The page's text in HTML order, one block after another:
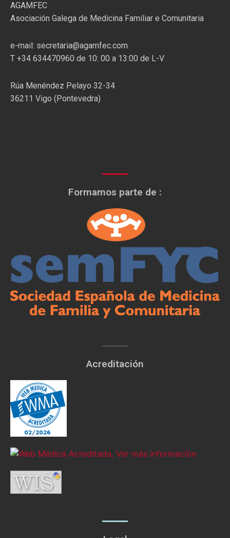
AGAMFEC
Asociación Galega de Medicina Familiar e Comunitaria
e-mail: secretaria@agamfec.com
T +34 634470960 de 10: 00 a 13:00 de L-V
Rúa Menéndez Pelayo 32-34
36211 Vigo (Pontevedra)
Formamos parte de :
Acreditación